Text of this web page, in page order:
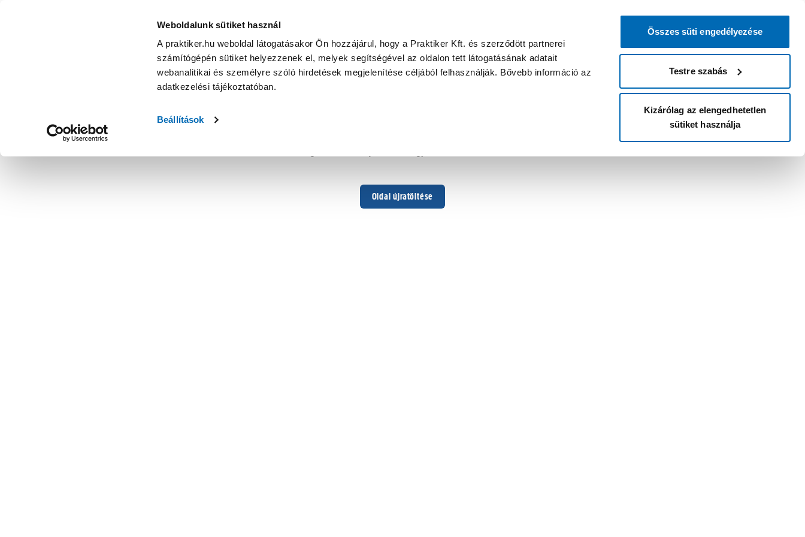
Weboldalunk sütiket használ
A praktiker.hu weboldal látogatásakor Ön hozzájárul, hogy a Praktiker Kft. és szerződött partnerei
számítógépén sütiket helyezzenek el, melyek segítségével az oldalon tett látogatásának adatait
webanalitikai és személyre szóló hirdetések megjelenítése céljából felhasználják. Bővebb információ az
adatkezelési tájékoztatóban.
Beállítások
Összes süti engedélyezése
Testre szabás
Kizárólag az elengedhetetlen
sütiket használja
Oldal újratöltése